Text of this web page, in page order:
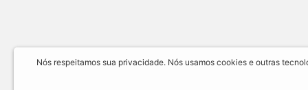
Nós respeitamos sua privacidade. Nós usamos cookies e outras